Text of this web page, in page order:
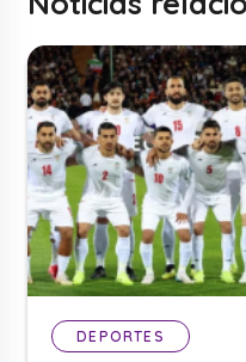
DEPORTES